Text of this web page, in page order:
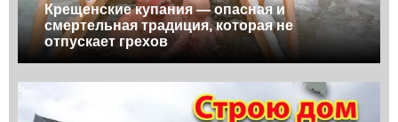
Крещенские купания — опасная и
смертельная традиция, которая не
отпускает грехов